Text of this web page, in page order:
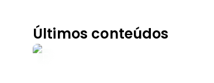
Últimos conteúdos